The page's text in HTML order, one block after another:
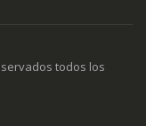
todos los